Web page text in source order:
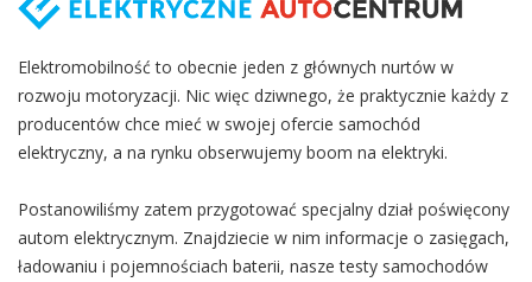
Elektromobilność to obecnie jeden z głównych nurtów w
rozwoju motoryzacji. Nic więc dziwnego, że praktycznie każdy z
producentów chce mieć w swojej ofercie samochód
elektryczny, a na rynku obserwujemy boom na elektryki.
Postanowiliśmy zatem przygotować specjalny dział poświęcony
autom elektrycznym. Znajdziecie w nim informacje o zasięgach,
ładowaniu i pojemnościach baterii, nasze testy samochodów